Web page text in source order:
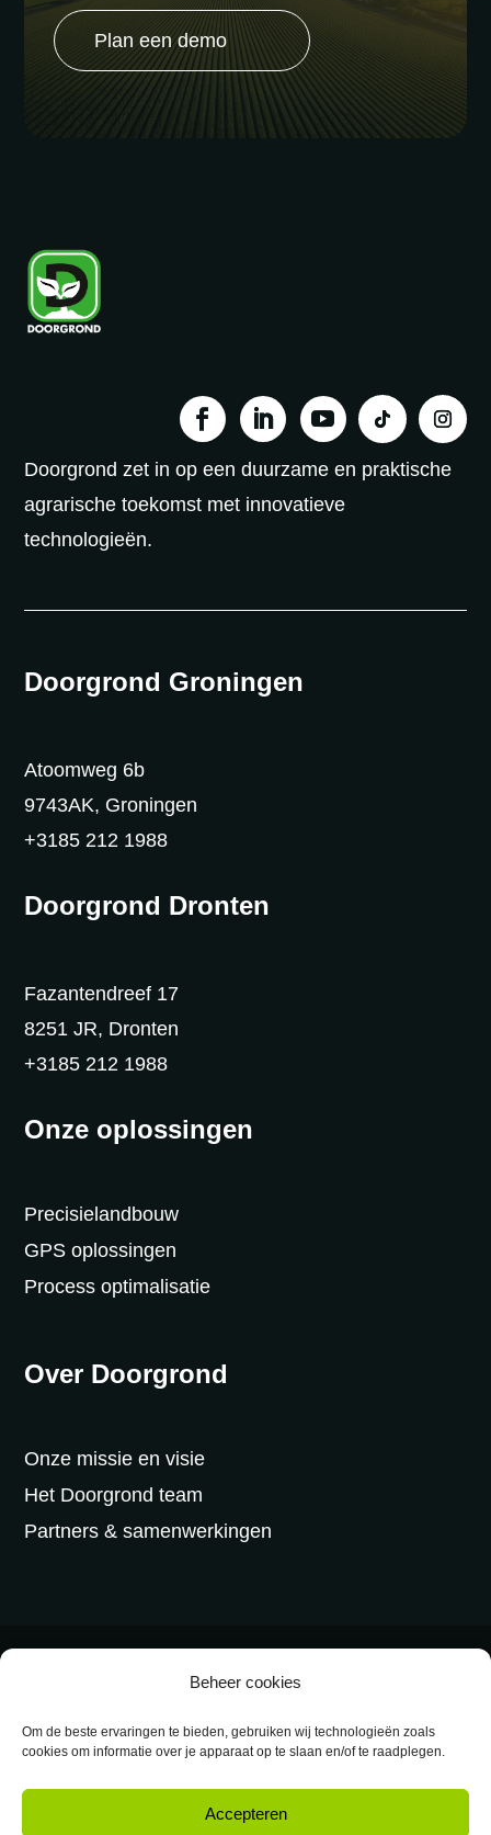
Beheer cookies
Om de beste ervaringen te bieden, gebruiken wij technologieën zoals
cookies om informatie over je apparaat op te slaan en/of te raadplegen.
Accepteren
Plan een demo
Doorgrond zet in op een duurzame en praktische
agrarische toekomst met innovatieve
technologieën.
Doorgrond Groningen
Atoomweg 6b
9743AK, Groningen
+3185 212 1988
Doorgrond Dronten
Fazantendreef 17
8251 JR, Dronten
+3185 212 1988
Onze oplossingen
Precisielandbouw
GPS oplossingen
Process optimalisatie
Over Doorgrond
Onze missie en visie
Het Doorgrond team
Partners & samenwerkingen
©2026 Doorgrond -Algemene voorwaarden
Designed & powered byVWA digital agency